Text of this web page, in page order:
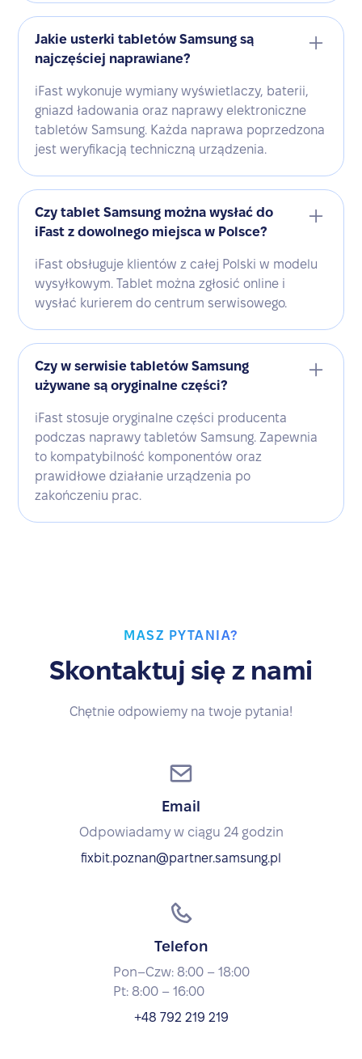
Jakie usterki tabletów Samsung są
najczęściej naprawiane?
iFast wykonuje wymiany wyświetlaczy, baterii,
gniazd ładowania oraz naprawy elektroniczne
tabletów Samsung. Każda naprawa poprzedzona
jest weryfikacją techniczną urządzenia.
Czy tablet Samsung można wysłać do
iFast z dowolnego miejsca w Polsce?
iFast obsługuje klientów z całej Polski w modelu
wysyłkowym. Tablet można zgłosić online i
wysłać kurierem do centrum serwisowego.
Czy w serwisie tabletów Samsung
używane są oryginalne części?
iFast stosuje oryginalne części producenta
podczas naprawy tabletów Samsung. Zapewnia
to kompatybilność komponentów oraz
prawidłowe działanie urządzenia po
zakończeniu prac.
MASZ PYTANIA?
Skontaktuj się z nami
Chętnie odpowiemy na twoje pytania!
Email
Odpowiadamy w ciągu 24 godzin
fixbit.poznan@partner.samsung.pl
Telefon
Pon–Czw: 8:00 – 18:00
Pt: 8:00 – 16:00
+48 792 219 219